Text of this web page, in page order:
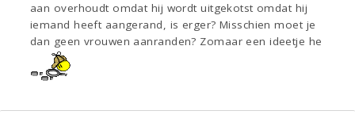
aan overhoudt omdat hij wordt uitgekotst omdat hij
iemand heeft aangerand, is erger? Misschien moet je
dan geen vrouwen aanranden? Zomaar een ideetje he